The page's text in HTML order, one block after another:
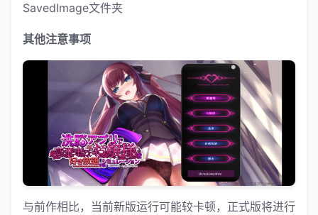
SavedImage文件夹
其他注意事项
与前作相比，当前新版运行可能较卡顿，正式版将进行